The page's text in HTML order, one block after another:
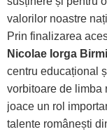
valorilor noastre
Prin finalizarea
Nicolae Iorga
centru educațional
vorbitoare de limba
joace un rol
talente românești